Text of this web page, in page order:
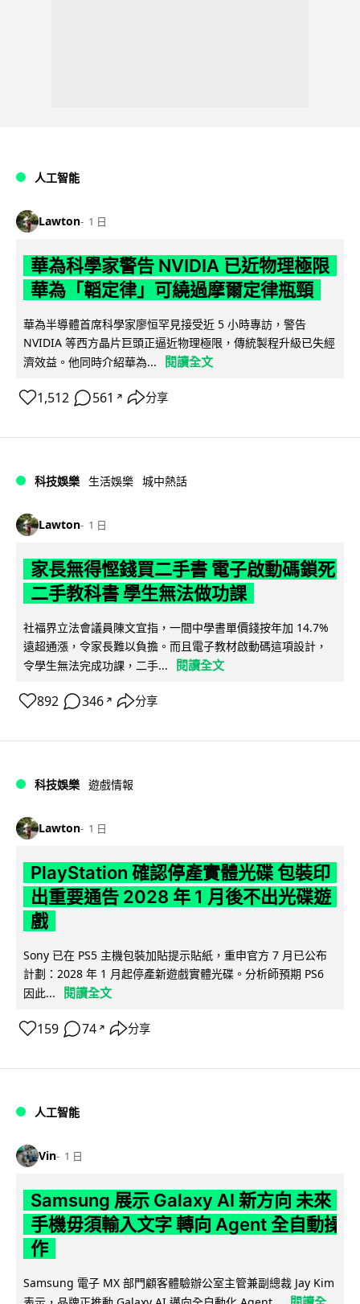
人工智能
Lawton 1 日
華為科學家警告 NVIDIA 已近物理極限
華為「韜定律」可繞過摩爾定律瓶頸
華為半導體首席科學家廖恒罕見接受近 5 小時專訪，警告
NVIDIA 等西方晶片巨頭正逼近物理極限，傳統製程升級已失經
濟效益。他同時介紹華為...
閱讀全文
1,512 561 ↗ 分享
科技娛樂 生活娛樂 城中熱話
Lawton 1 日
家長無得慳錢買二手書 電子啟動碼鎖死
二手教科書 學生無法做功課
社福界立法會議員陳文宜指，一間中學書單價錢按年加 14.7%
遠超通漲，令家長難以負擔。而且電子教材啟動碼這項設計，
令學生無法完成功課，二手...
閱讀全文
892 346 ↗ 分享
科技娛樂 遊戲情報
Lawton 1 日
PlayStation 確認停產實體光碟 包裝印
出重要通告 2028 年 1 月後不出光碟遊
戲
Sony 已在 PS5 主機包裝加貼提示貼紙，重申官方 7 月已公布
計劃：2028 年 1 月起停產新遊戲實體光碟。分析師預期 PS6
因此...
閱讀全文
159 74 ↗ 分享
人工智能
Vin 1 日
Samsung 展示 Galaxy AI 新方向 未來
手機毋須輸入文字 轉向 Agent 全自動操
作
Samsung 電子 MX 部門顧客體驗辦公室主管兼副總裁 Jay Kim